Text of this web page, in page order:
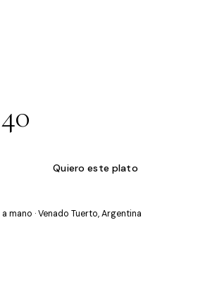
Quiero este plato
mano · Venado Tuerto, Argentina